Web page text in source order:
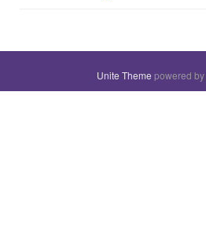
Unite Theme powered by